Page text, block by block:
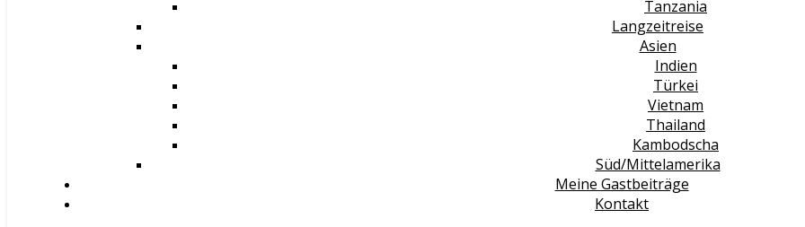
Tanzania
Langzeitreise
Asien
Indien
Türkei
Vietnam
Thailand
Kambodscha
Süd/Mittelamerika
Meine Gastbeiträge
Kontakt